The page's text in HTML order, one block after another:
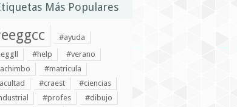
Más Populares
#ayuda
#help
#verano
#matricula
#craest
#ciencias
#profes
#dibujo